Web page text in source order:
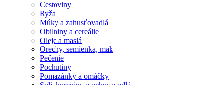
Cestoviny
Ryža
Múky a zahusťovadlá
Obilniny a cereálie
Oleje a maslá
Orechy, semienka, mak
Pečenie
Pochutiny
Pomazánky a omáčky